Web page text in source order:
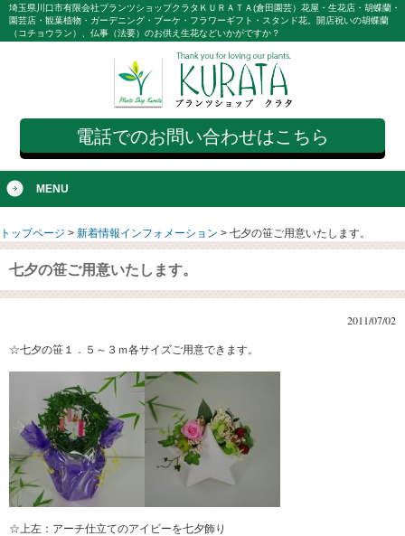
埼玉県川口市有限会社プランツショップクラタＫＵＲＡＴＡ(倉田園芸）花屋・生花店・胡蝶蘭・
園芸店・観葉植物・ガーデニング・ブーケ・フラワーギフト・スタンド花。開店祝いの胡蝶蘭
（コチョウラン）、仏事（法要）のお供え生花などいかがですか？
電話でのお問い合わせはこちら
MENU
トップページ > 新着情報インフォメーション > 七夕の笹ご用意いたします。
七夕の笹ご用意いたします。
2011/07/02
☆七夕の笹１．５～３ｍ各サイズご用意できます。
☆上左：アーチ仕立てのアイビーを七夕飾り